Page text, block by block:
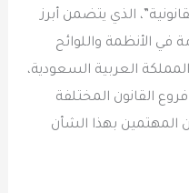
الذي يتضمن أبرز
في الأنظمة واللوائح
العربية السعودية،
القانون المختلفة
المهتمين بهذا الشأن